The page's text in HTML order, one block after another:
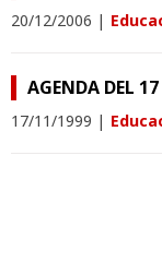
20/12/2006 |
AGENDA DEL
17/11/1999 |